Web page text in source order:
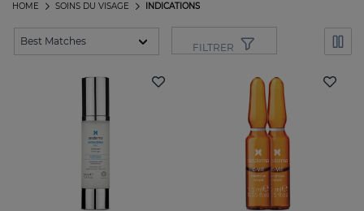
INDICATIONS
SOINS DU VISAGE
HOME
FILTRER